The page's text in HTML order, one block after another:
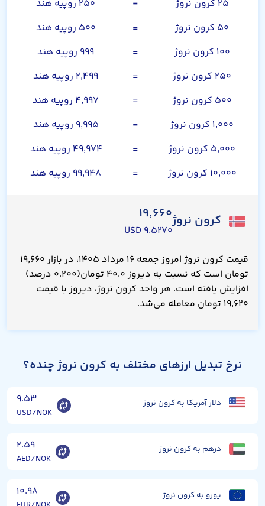
۲۵ کرون نروژ =
۲۵۰ روپیه هند
۵۰ کرون نروژ
=
۵۰۰ روپیه هند
۱۰۰ کرون نروژ
=
۹۹۹ روپیه هند
۲۵۰ کرون نروژ
=
۲,۴۹۹ روپیه هند
۵۰۰ کرون نروژ
=
۴,۹۹۷ روپیه هند
۱,۰۰۰ کرون نروژ
=
۹,۹۹۵ روپیه هند
۵,۰۰۰ کرون نروژ
=
۴۹,۹۷۴ روپیه هند
۱۰,۰۰۰ کرون نروژ
= ۹۹,۹۴۸ روپیه هند
کرون نروژ۱۹,۶۶۰
۹.۵۲۷۰ USD
قیمت کرون نروژ امروز جمعه ۱۶ مرداد ۱۴۰۵، در بازار ۱۹,۶۶۰
تومان است که نسبت به دیروز ۴۰.۰ تومان(۰.۲۰۰ درصد)
افزایش یافته است. هر واحد کرون نروژ، دیروز با قیمت
۱۹,۶۲۰ تومان معامله می‌شد.
نرخ تبدیل ارزهای مختلف به کرون نروژ چنده؟
دلار آمریکا به کرون نروژ ۹.۵۳
USD/NOK
درهم به کرون نروژ ۲.۵۹
AED/NOK
یورو به کرون نروژ ۱۰.۹۸